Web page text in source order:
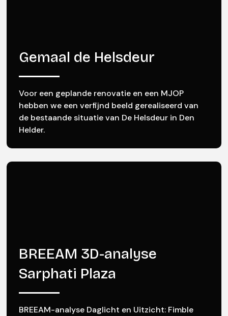
Gemaal de Helsdeur
Voor een geplande renovatie en een MJOP
hebben we een verfijnd beeld gerealiseerd van
de bestaande situatie van De Helsdeur in Den
Helder.
BREEAM 3D-analyse
Sarphati Plaza
BREEAM-analyse Daglicht en Uitzicht: Fimble